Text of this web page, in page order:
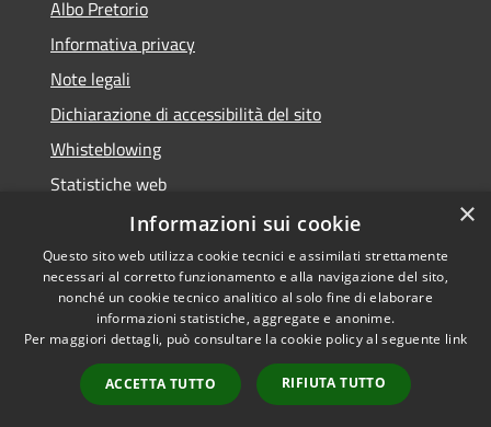
Albo Pretorio
Informativa privacy
Note legali
Dichiarazione di accessibilità del sito
Whisteblowing
Statistiche web
Segnalazioni di non conformità
RSS
Accessibility
Copyright © 2026 • Town of •
Municipium
Admin access
×
Informazioni sui cookie
Questo sito web utilizza cookie tecnici e assimilati strettamente
necessari al corretto funzionamento e alla navigazione del sito,
nonché un cookie tecnico analitico al solo fine di elaborare
informazioni statistiche, aggregate e anonime.
Per maggiori dettagli, può consultare la cookie policy al seguente link
ACCETTA TUTTO RIFIUTA TUTTO